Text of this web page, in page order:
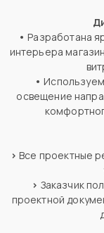
• Разработана
интерьера
•
освещение
> Все проектные
> Заказчик
проектной